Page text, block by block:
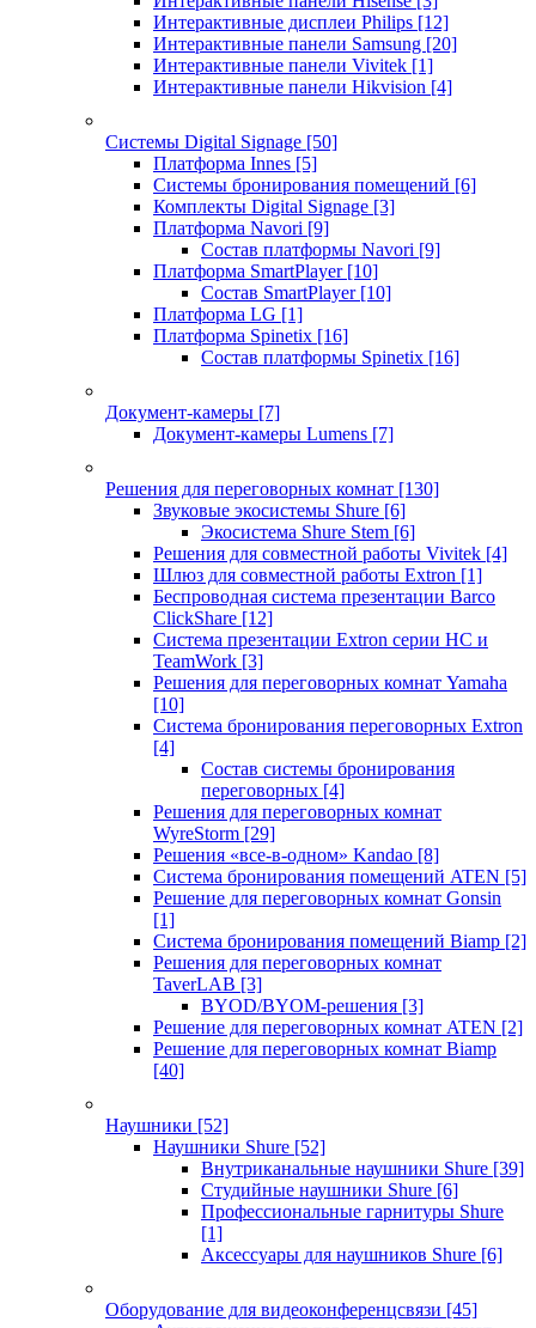
Интерактивные дисплеи Philips [12]
Интерактивные панели Samsung [20]
Интерактивные панели Vivitek [1]
Интерактивные панели Hikvision [4]
Системы Digital Signage [50]
Платформа Innes [5]
Системы бронирования помещений [6]
Комплекты Digital Signage [3]
Платформа Navori [9]
Состав платформы Navori [9]
Платформа SmartPlayer [10]
Состав SmartPlayer [10]
Платформа LG [1]
Платформа Spinetix [16]
Состав платформы Spinetix [16]
Документ-камеры [7]
Документ-камеры Lumens [7]
Решения для переговорных комнат [130]
Звуковые экосистемы Shure [6]
Экосистема Shure Stem [6]
Решения для совместной работы Vivitek [4]
Шлюз для совместной работы Extron [1]
Беспроводная система презентации Barco
ClickShare [12]
Система презентации Extron серии HC и
TeamWork [3]
Решения для переговорных комнат Yamaha
[10]
Система бронирования переговорных Extron
[4]
Состав системы бронирования
переговорных [4]
Решения для переговорных комнат
WyreStorm [29]
Решения «все-в-одном» Kandao [8]
Система бронирования помещений ATEN [5]
Решение для переговорных комнат Gonsin
[1]
Система бронирования помещений Biamp [2]
Решения для переговорных комнат
TaverLAB [3]
BYOD/BYOM-решения [3]
Решение для переговорных комнат ATEN [2]
Решение для переговорных комнат Biamp
[40]
Наушники [52]
Наушники Shure [52]
Внутриканальные наушники Shure [39]
Студийные наушники Shure [6]
Профессиональные гарнитуры Shure
[1]
Аксессуары для наушников Shure [6]
Оборудование для видеоконференцсвязи [45]